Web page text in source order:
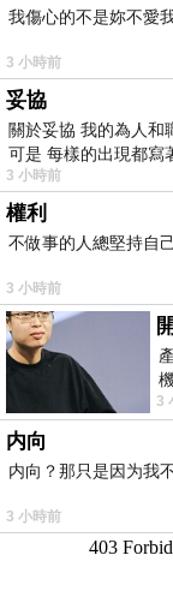
我傷心的不是妳不愛
3 小時前
妥協
關於妥協 我的為人和
可是 每樣的出現都寫
3 小時前
權利
不做事的人總堅持自
3 小時前
3
内向
内向？那只是因为我
3 小時前